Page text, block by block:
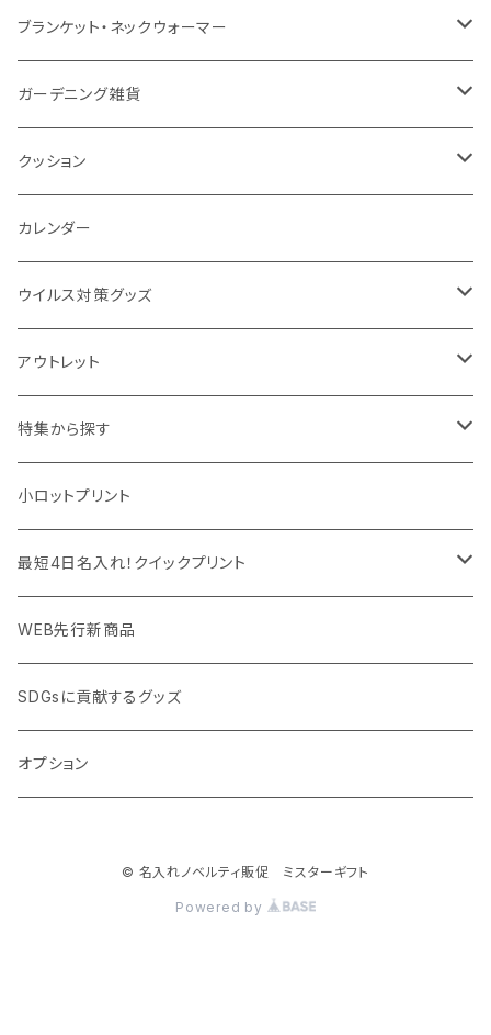
ナイロン
磁器マグ・湯呑
カスタムデザイン
キッチンツール
ノート
付箋
トレイ
パットカバー、ブックカバー
IDケース、パスケース、コインケース
デスク周辺
デスクライト
付属ライト
ランタン
非常食
モバイルスタンド
モバイルリング
アクセサリー・スマホケース
タッチペン
USBケーブル・ハブ
イヤホン・ヘッドフォン
マウスパッド
モバイル周辺グッズ
PC周辺グッズ
スライド式ミラー
ケース付きミラー
手持ちミラー
ビューティー雑貨
ピクチャーボード、ポスター
フォトフレーム、スタンド
キーホルダー
時計
ブランケット・ネックウォーマー
ブランケット
ネックウォーマー
マフラー・ストール
ガーデニング雑貨
F.O.B COOP
クッション
折りたたみクッション
カレンダー
ウイルス対策グッズ
除菌グッズ
パーテーション
マスク・フェイスシールド
測定・測量用品
加湿器・オゾン発生器
ウイルス対策消耗品
ウイルス対策備品
アウトレット
アウトレット
ドリンクフェア
ボトル・タンブラー
ポーチ・巾着
タオル・ブランケット
その他雑貨品
特集から探す
エンタメグッズ・イベント会場物販品
ご当地グッズ・オリジナルお土産品
フルカラー印刷ノベルティ
予算消化・備品におすすめグッズ
展示会・説明会ノベルティ
小ロットプリント
最短4日名入れ！クイックプリント
クイック印刷対応トートバッグ・エコバッグ
クイック印刷対応ポーチ・巾着
クイック印刷対応ボトル
WEB先行新商品
SDGsに貢献するグッズ
オプション
© 名入れノベルティ販促 ミスターギフト
Powered by